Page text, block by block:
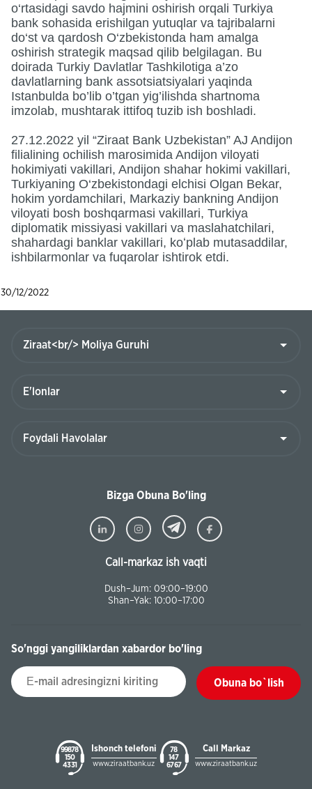
o‘rtasidagi savdo hajmini oshirish orqali Turkiya
bank sohasida erishilgan yutuqlar va tajribalarni
do‘st va qardosh O‘zbekistonda ham amalga
oshirish strategik maqsad qilib belgilagan. Bu
doirada Turkiy Davlatlar Tashkilotiga a’zo
davlatlarning bank assotsiatsiyalari yaqinda
Istanbulda bo’lib o’tgan yig’ilishda shartnoma
imzolab, mushtarak ittifoq tuzib ish boshladi.
27.12.2022 yil “Ziraat Bank Uzbekistan” AJ Andijon
filialining ochilish marosimida Andijon viloyati
hokimiyati vakillari, Andijon shahar hokimi vakillari,
Turkiyaning O‘zbekistondagi elchisi Olgan Bekar,
hokim yordamchilari, Markaziy bankning Andijon
viloyati bosh boshqarmasi vakillari, Turkiya
diplomatik missiyasi vakillari va maslahatchilari,
shahardagi banklar vakillari, koʻplab mutasaddilar,
ishbilarmonlar va fuqarolar ishtirok etdi.
30/12/2022
Bizga Obuna Bo'ling
Call-markaz ish vaqti
Dush–Jum: 09:00–19:00
Shan–Yak: 10:00–17:00
So'nggi yangiliklardan xabardor bo'ling
Obuna bo`lish
99878
150
43 31
Ishonch telefoni
www.ziraatbank.uz
78
147
67 67
Call Markaz
www.ziraatbank.uz